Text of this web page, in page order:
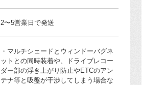
2〜5営業日で発送
・マルチシェードとウィンドーバグネ
ットとの同時装着や、ドライブレコー
ダー部の浮き上がり防止やETCのアン
テナ等と吸盤が干渉してしまう場合な